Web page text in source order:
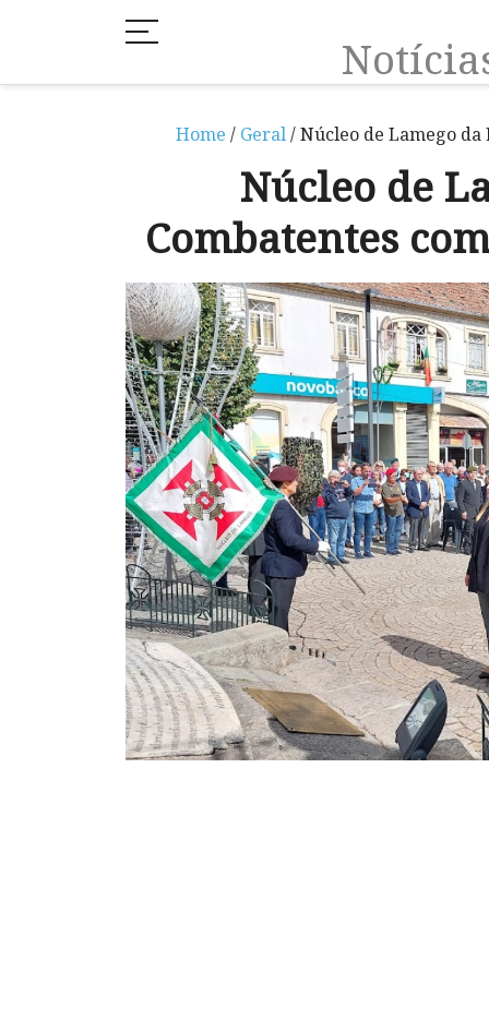
Home / Geral/ Núcleo de Lamego da
Núcleo de
Combatentes